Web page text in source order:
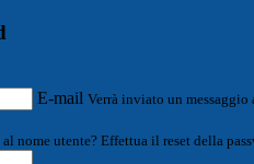
E-mail Verrà inviato un
nome utente? Effettua il reset della